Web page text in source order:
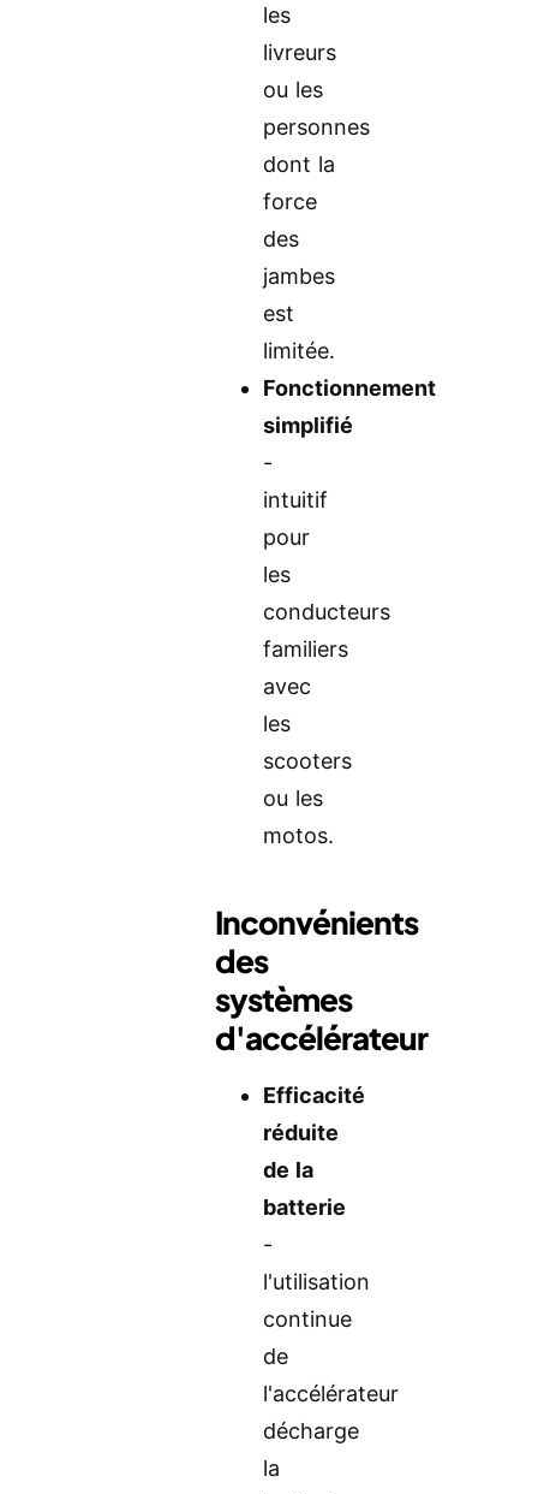
les
livreurs
ou les
personnes
dont la
force
des
jambes
est
limitée.
Fonctionnement
simplifié
-
intuitif
pour
les
conducteurs
familiers
avec
les
scooters
ou les
motos.
Inconvénients
des
systèmes
d'accélérateur
Efficacité
réduite
de la
batterie
-
l'utilisation
continue
de
l'accélérateur
décharge
la